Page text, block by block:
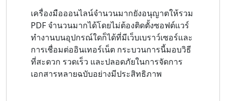
เครื่องมือออนไลน์จำนวนมากยังอนุญาตให้รวม
PDF จำนวนมากได้โดยไม่ต้องติดตั้งซอฟต์แวร์
ทำงานบนอุปกรณ์ใดก็ได้ที่มีเว็บเบราว์เซอร์และ
การเชื่อมต่ออินเทอร์เน็ต กระบวนการนี้มอบวิธี
ที่สะดวก รวดเร็ว และปลอดภัยในการจัดการ
เอกสารหลายฉบับอย่างมีประสิทธิภาพ